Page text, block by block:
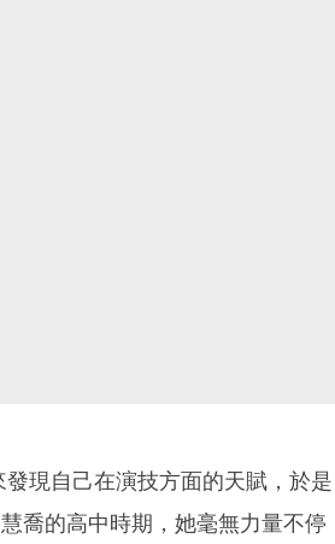
現自己在演技方面的天賦，於是
喬的高中時期，她毫無力量不停